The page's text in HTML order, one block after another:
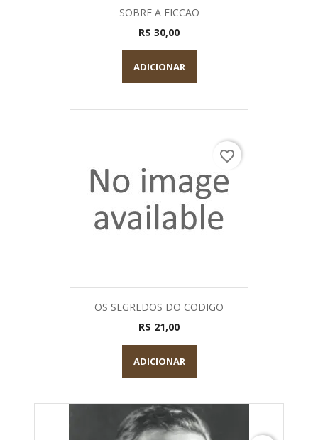
SOBRE A FICCAO
R$ 30,00
ADICIONAR
OS SEGREDOS DO CODIGO
R$ 21,00
ADICIONAR
favorite_border